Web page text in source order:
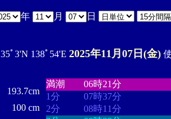
年 月 日
35ﾟ3'N 138ﾟ54'E 2025年11月07日(金)
193.7cm
100 cm
満潮
06時21分
1分
07時37分
2分
08時11分